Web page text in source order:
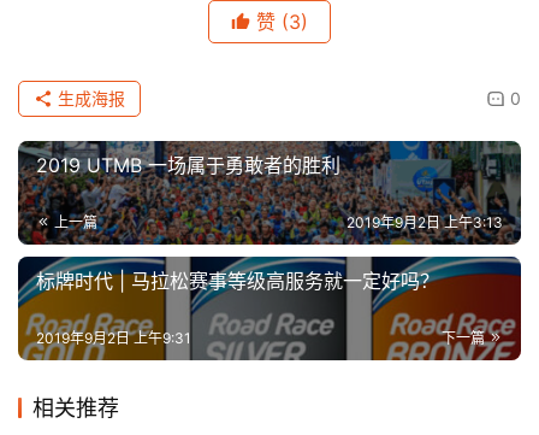
赞 (3)
0
生成海报
2019 UTMB 一场属于勇敢者的胜利
上一篇 2019年9月2日 上午3:13
标牌时代 | 马拉松赛事等级高服务就一定好吗？
下一篇
2019年9月2日 上午9:31
相关推荐